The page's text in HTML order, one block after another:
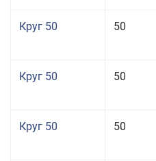
Круг 50 50
Круг 50 50
Круг 50 50